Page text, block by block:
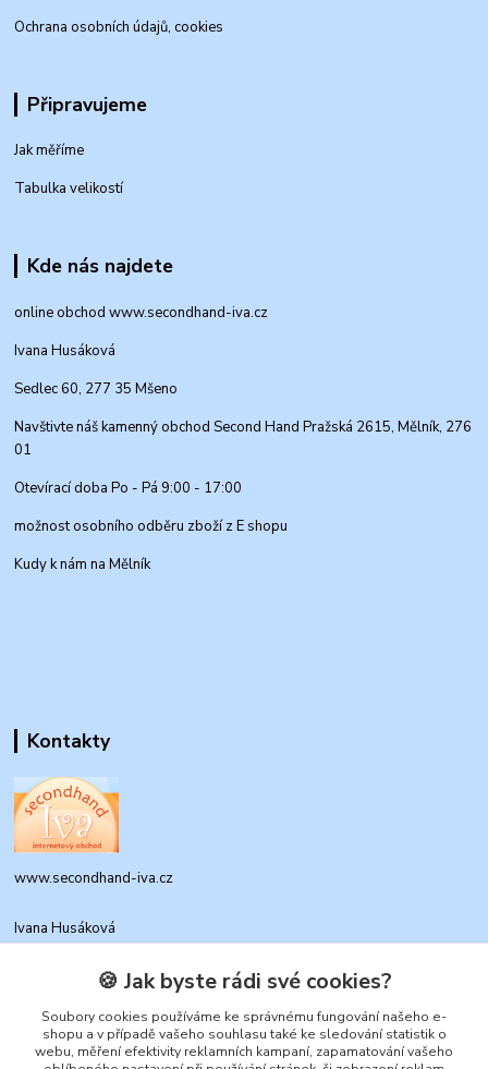
Ochrana osobních údajů, cookies
Připravujeme
Jak měříme
Tabulka velikostí
Kde nás najdete
online obchod www.secondhand-iva.cz
Ivana Husáková
Sedlec 60, 277 35 Mšeno
Navštivte náš kamenný obchod Second Hand Pražská 2615, Mělník, 276
01
Otevírací doba Po - Pá 9:00 - 17:00
možnost osobního odběru zboží z E shopu
Kudy k nám na Mělník
Kontakty
www.secondhand-iva.cz
Ivana Husáková
+420 315 695 684
(Po-Pá, 9-17 hod.)
info@secondhand-iva.cz
🍪 Jak byste rádi své cookies?
Soubory cookies používáme ke správnému fungování našeho e-
shopu a v případě vašeho souhlasu také ke sledování statistik o
webu, měření efektivity reklamních kampaní, zapamatování vašeho